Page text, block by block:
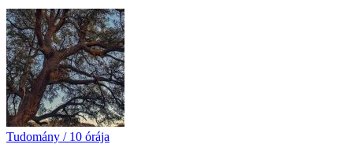
Tudomány / 10 órája